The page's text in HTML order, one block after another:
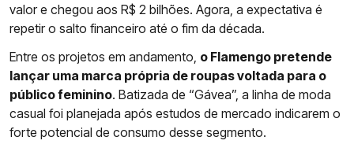
valor e chegou aos R$ 2 bilhões. Agora, a expectativa é
repetir o salto financeiro até o fim da década.
Entre os projetos em andamento, o Flamengo pretende
lançar uma marca própria de roupas voltada para o
público feminino. Batizada de “Gávea”, a linha de moda
casual foi planejada após estudos de mercado indicarem o
forte potencial de consumo desse segmento.